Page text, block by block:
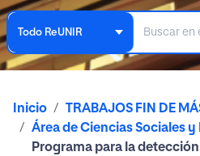
Todo ReUNIR
Inicio
TRABAJOS FIN DE
Área de Ciencias Sociales
Programa para la